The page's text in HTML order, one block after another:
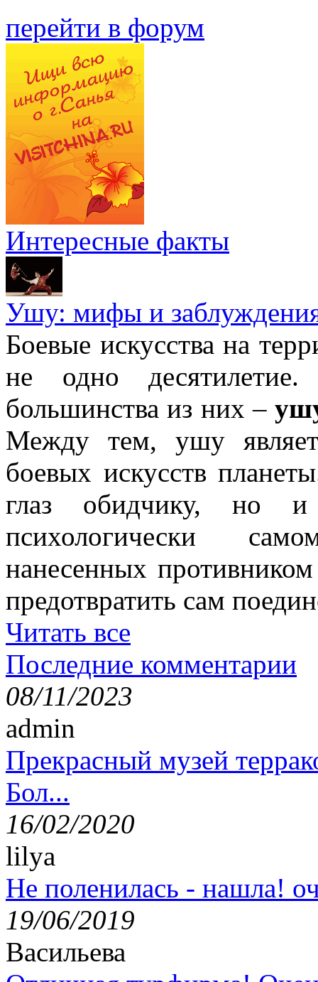
перейти в форум
Интересные факты
Ушу: мифы и
Боевые искусства на
не одно
большинства из них –
Между тем, ушу
боевых искусств
глаз обидчику, но и
психологически
нанесенных
предотвратить сам
Читать все
Последние комментарии
08/11/2023
admin
Прекрасный музей
Бол...
16/02/2020
lilya
Не поленилась - нашла!
19/06/2019
Васильева